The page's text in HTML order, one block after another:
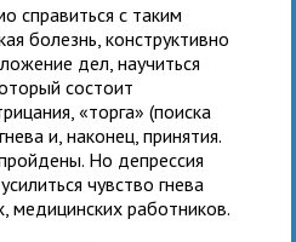
справиться с таким
болезнь, конструктивно
дел, научиться
состоит
«торга» (поиска
и, наконец, принятия.
Но депрессия
чувство гнева
медицинских работников.